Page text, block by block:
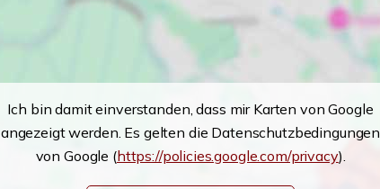
Ich bin damit einverstanden, dass mir Karten von Google
angezeigt werden. Es gelten die Datenschutzbedingungen
von Google (https://policies.google.com/privacy).